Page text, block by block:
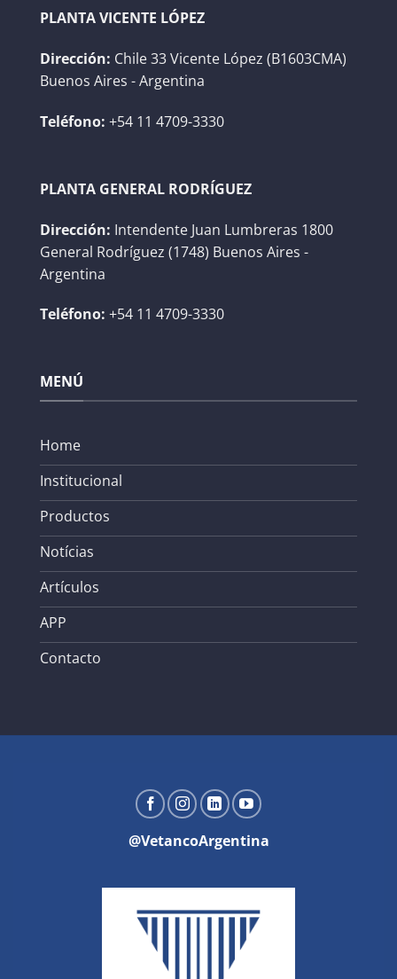
PLANTA VICENTE LÓPEZ
Dirección: Chile 33 Vicente López (B1603CMA)
Buenos Aires - Argentina
Teléfono: +54 11 4709-3330
PLANTA GENERAL RODRÍGUEZ
Dirección: Intendente Juan Lumbreras 1800
General Rodríguez (1748) Buenos Aires -
Argentina
Teléfono: +54 11 4709-3330
MENÚ
Home
Institucional
Productos
Notícias
Artículos
APP
Contacto
@VetancoArgentina